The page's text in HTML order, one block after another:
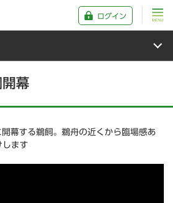
ログイン
幕
幕する鵜飼。鵜舟の近くから臨場感あ
します